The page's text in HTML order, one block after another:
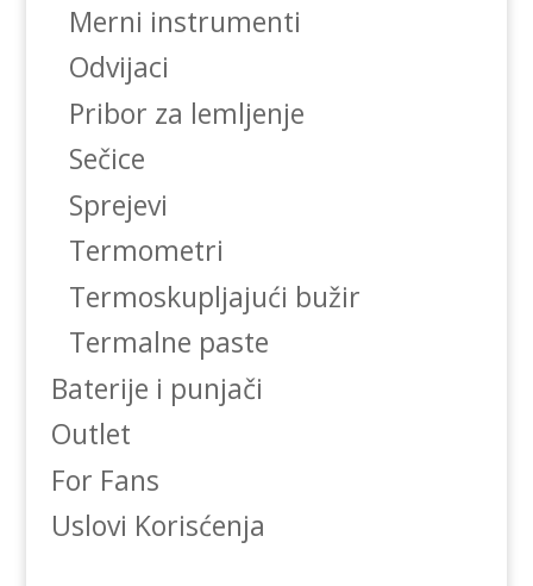
Merni instrumenti
Odvijaci
Pribor za lemljenje
Sečice
Sprejevi
Termometri
Termoskupljajući bužir
Termalne paste
Baterije i punjači
Outlet
For Fans
Uslovi Korisćenja